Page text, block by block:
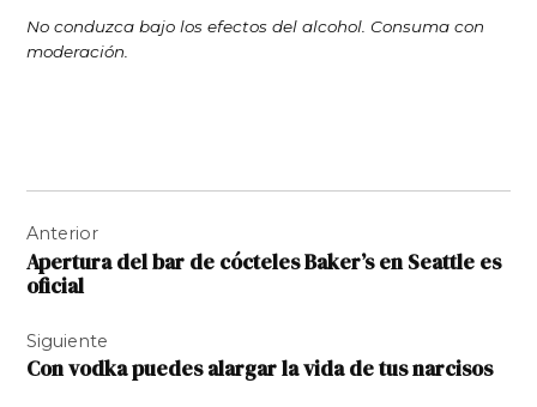
No conduzca bajo los efectos del alcohol. Consuma con
moderación.
de
entradas
Anterior
Apertura del bar de cócteles Baker’s en Seattle es
oficial
Siguiente
Con vodka puedes alargar la vida de tus narcisos